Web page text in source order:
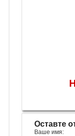
Оставте
Ваше имя: